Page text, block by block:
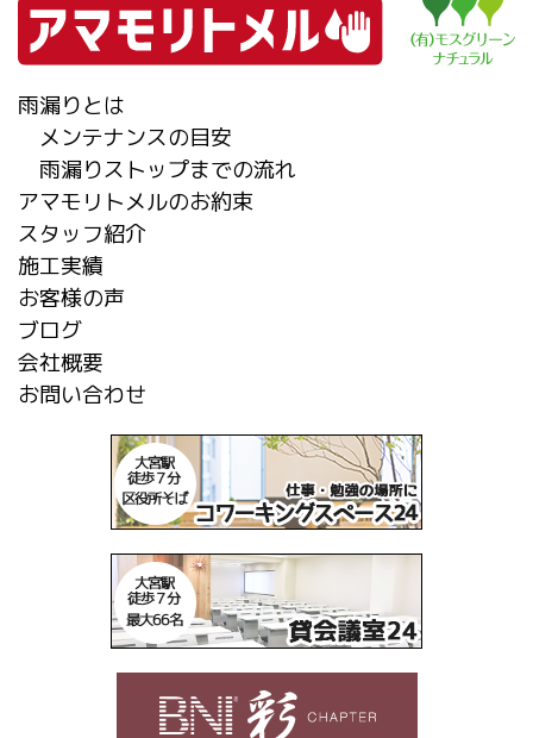
雨漏りとは
メンテナンスの目安
雨漏りストップまでの流れ
アマモリトメルのお約束
スタッフ紹介
施工実績
お客様の声
ブログ
会社概要
お問い合わせ